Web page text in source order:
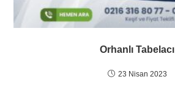
Orhanlı Tabelacı
23 Nisan 2023